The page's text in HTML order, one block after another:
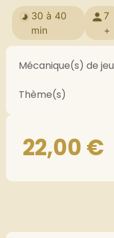
30 à 40
min
7
+
Mécanique(s) de jeu
Thème(s)
22,00€